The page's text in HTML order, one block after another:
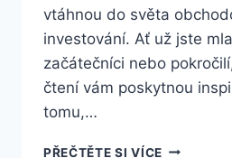
vtáhnou do světa
investování. Ať už jste
začátečníci nebo
čtení vám poskytnou
tomu,…
PŘEČTĚTE SI VÍCETRHY